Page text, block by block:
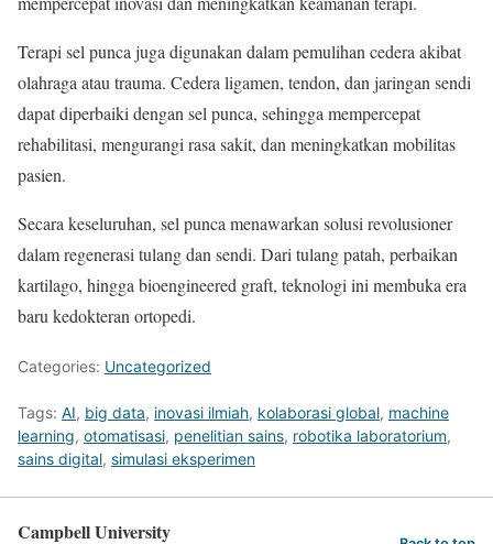
Terapi sel punca juga digunakan dalam pemulihan cedera akibat
olahraga atau trauma. Cedera ligamen, tendon, dan jaringan sendi
dapat diperbaiki dengan sel punca, sehingga mempercepat
rehabilitasi, mengurangi rasa sakit, dan meningkatkan mobilitas
pasien.
Secara keseluruhan, sel punca menawarkan solusi revolusioner
dalam regenerasi tulang dan sendi. Dari tulang patah, perbaikan
kartilago, hingga bioengineered graft, teknologi ini membuka era
baru kedokteran ortopedi.
Categories: Uncategorized
Tags: AI, big data, inovasi ilmiah, kolaborasi global, machine
learning, otomatisasi, penelitian sains, robotika laboratorium,
sains digital, simulasi eksperimen
Campbell University